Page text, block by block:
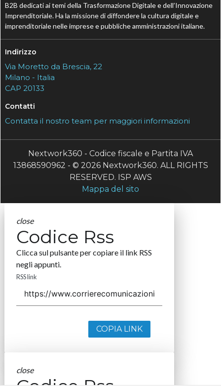
B2B dedicati ai temi della Trasformazione Digitale e dell’Innovazione
Imprenditoriale. Ha la missione di diffondere la cultura digitale e
imprenditoriale nelle imprese e pubbliche amministrazioni italiane.
Indirizzo
Via Moretto da Brescia, 22
Milano - Italia
CAP 20133
Contatti
Contatta il nostro team per maggiori informazioni
Nextwork360 - Codice fiscale e Partita IVA
13868590962 - © 2026 Nextwork360. ALL RIGHTS
RESERVED. ISP AWS
Mappa del sito
close
Codice Rss
Clicca sul pulsante per copiare il link RSS
negli appunti.
RSS link
COPIA LINK
close